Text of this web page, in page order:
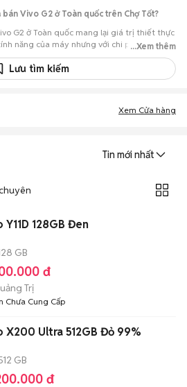
Vivo G2 ở Toàn quốc trên Chợ Tốt?
G2 ở Toàn quốc mang lại giá trị thiết thực
năng của máy nhưng với chi phí đầu tư
Hệ thống ghi nhận nhiều tin rao Vivo G2 ở
để người mua đến tận nơi xem xét cẩn
trình mua bán diễn ra trực tiếp, cho phép
và có thể chốt giao dịch ngay trong
...Xem thêm
Lưu tìm kiếm
Xem Cửa hàng
Tin mới nhất
Y11D 128GB Đen
GB
đ
Trị
Chưa Cung Cấp
X200 Ultra 512GB Đỏ 99%
GB
đ